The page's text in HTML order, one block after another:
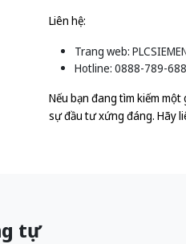
Liên hệ:
Trang web:
Hotline: 0888-789-688
Nếu bạn đang tìm kiếm một
sự đầu tư xứng đáng. Hãy
tự